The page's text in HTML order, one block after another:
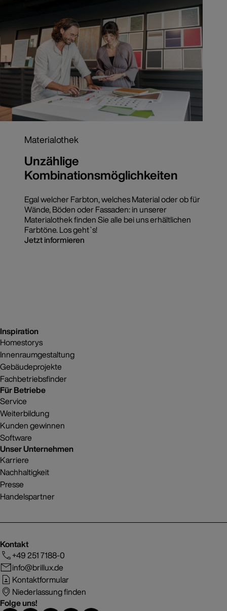
Materialothek
Unzählige
Kombinationsmöglichkeiten
Egal welcher Farbton, welches Material oder ob für
Wände, Böden oder Fassaden: in unserer
Materialothek finden Sie alle bei uns erhältlichen
Farbtöne. Los geht`s!
Jetzt informieren
Inspiration
Homestorys
Innenraumgestaltung
Gebäudeprojekte
Fachbetriebsfinder
Für Betriebe
Service
Weiterbildung
Kunden gewinnen
Software
Unser Unternehmen
Karriere
Nachhaltigkeit
Presse
Handelspartner
Kontakt
+49 251 7188-0
info@brillux.de
Kontaktformular
Niederlassung finden
Folge uns!